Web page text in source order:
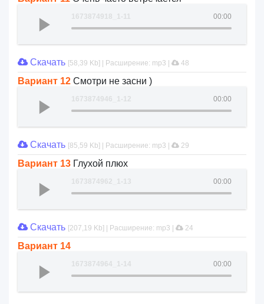
00:00
1673874918_1-11
Скачать [58,39 Kb] | Расширение: mp3 | 48
Вариант 12 Смотри не засни )
00:00
1673874946_1-12
Скачать [85,59 Kb] | Расширение: mp3 | 29
Вариант 13 Глухой плюх
00:00
1673874962_1-13
Скачать [207,19 Kb] | Расширение: mp3 | 24
Вариант 14
00:00
1673874964_1-14